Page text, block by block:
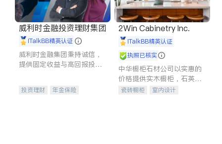
威利时金融投资理财集团
iTalkBB精英认证
威利时金融集团秉持诚信，
提供固定收益与高回报投资
合，助力客户实现目标
投资理财
年金保险
2Win Cabinetry Inc.
iTalkBB精英认证
执照已核实
中华橱柜石材公司以实惠的
价格提供实木橱柜，石英石
台面，多种优质不锈钢水
瓷砖橱柜
室内设计